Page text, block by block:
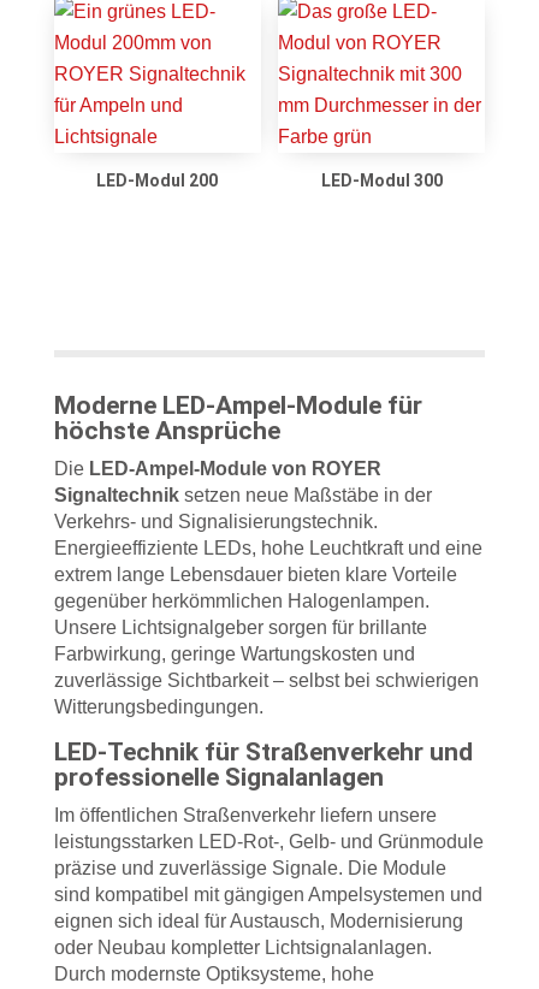
LED-Modul 200 LED-Modul 300
Moderne LED-Ampel-Module für
höchste Ansprüche
Die LED-Ampel-Module von ROYER
Signaltechniksetzen neue Maßstäbe in der
Verkehrs- und Signalisierungstechnik.
Energieeffiziente LEDs, hohe Leuchtkraft und eine
extrem lange Lebensdauer bieten klare Vorteile
gegenüber herkömmlichen Halogenlampen.
Unsere Lichtsignalgeber sorgen für brillante
Farbwirkung, geringe Wartungskosten und
zuverlässige Sichtbarkeit – selbst bei schwierigen
Witterungsbedingungen.
LED-Technik für Straßenverkehr und
professionelle Signalanlagen
Im öffentlichen Straßenverkehr liefern unsere
leistungsstarken LED-Rot-, Gelb- und Grünmodule
präzise und zuverlässige Signale. Die Module
sind kompatibel mit gängigen Ampelsystemen und
eignen sich ideal für Austausch, Modernisierung
oder Neubau kompletter Lichtsignalanlagen.
Durch modernste Optiksysteme, hohe